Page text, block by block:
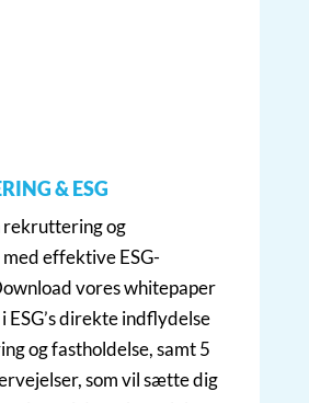
& ESG
og
effektive ESG-
vores whitepaper
ESG’s direkte indflydelse
og fastholdelse, samt 5
som vil sætte dig